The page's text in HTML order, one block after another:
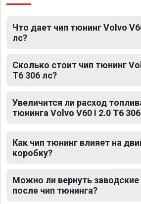
Что дает чип тюнинг Volvo
лс?
Сколько стоит чип тюнинг
T6 306 лс?
Увеличится ли расход
тюнинга Volvo V60 I 2.0 T6
Как чип тюнинг влияет на
коробку?
Можно ли вернуть заводские
после чип тюнинга?